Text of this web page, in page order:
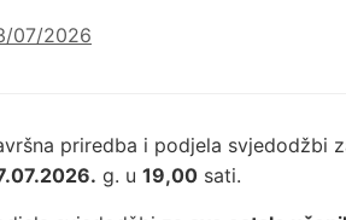
07/2026
priredba i podjela svjedodžbi
g. u 19,00 sati.